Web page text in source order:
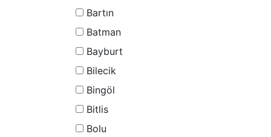
Bartın
Batman
Bayburt
Bilecik
Bingöl
Bitlis
Bolu